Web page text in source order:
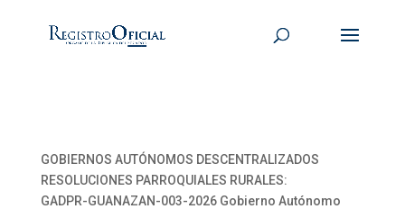
GOBIERNOS AUTÓNOMOS DESCENTRALIZADOS
RESOLUCIONES PARROQUIALES RURALES:
GADPR-GUANAZAN-003-2026 Gobierno Autónomo